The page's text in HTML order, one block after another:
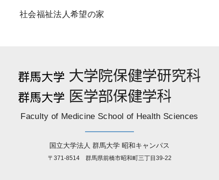
社会福祉法人希望の家
Faculty of Medicine School of Health Sciences
国立大学法人 群馬大学 昭和キャンパス
〒371-8514 群馬県前橋市昭和町三丁目39-22